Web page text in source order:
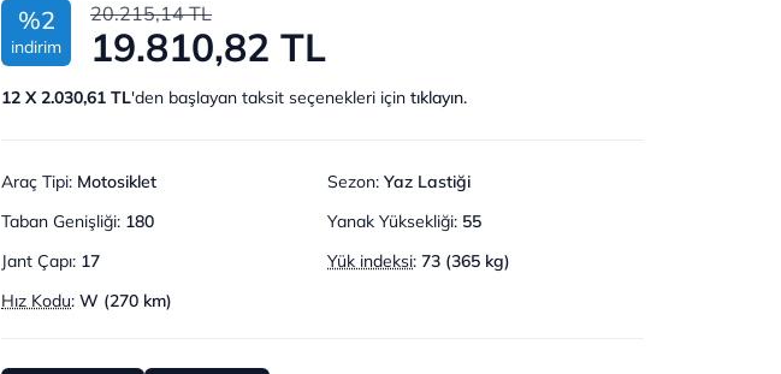
%2
indirim
20.215,14 TL
19.810,82 TL
12 X 2.030,61 TL'den başlayan taksit seçenekleri için tıklayın.
Araç Tipi: Motosiklet Sezon: Yaz Lastiği
Taban Genişliği: 180 Yanak Yüksekliği: 55
Jant Çapı: 17 Yük indeksi: 73 (365 kg)
Hız Kodu: W (270 km)